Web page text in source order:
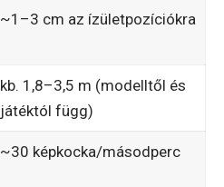
~1–3 cm az ízületpozíciókra
kb. 1,8–3,5 m (modelltől és
játéktól függ)
~30 képkocka/másodperc